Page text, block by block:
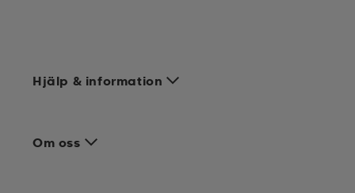
Hjälp & information
Om oss